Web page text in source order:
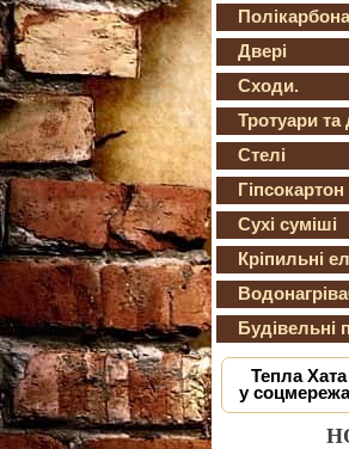
Двері
Сходи.
Тротуари та
Стелі
Сухі суміші
Кріпильні
Будівельні
Тепла Хата
у